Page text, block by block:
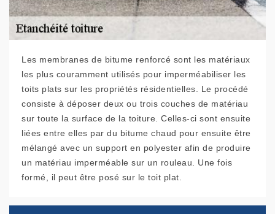
Les membranes de bitume renforcé sont les matériaux
les plus couramment utilisés pour imperméabiliser les
toits plats sur les propriétés résidentielles. Le procédé
consiste à déposer deux ou trois couches de matériau
sur toute la surface de la toiture. Celles-ci sont ensuite
liées entre elles par du bitume chaud pour ensuite être
mélangé avec un support en polyester afin de produire
un matériau imperméable sur un rouleau. Une fois
formé, il peut être posé sur le toit plat.